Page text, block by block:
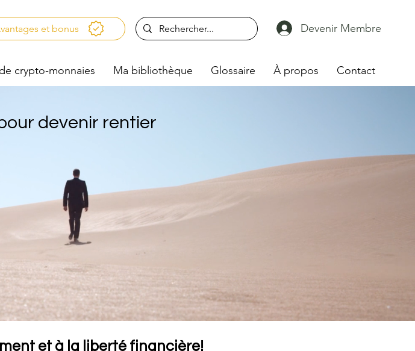
et bonus Devenir Membre
crypto-monnaies Ma bibliothèque Glossaire À propos Contact
devenir rentier
et à la liberté financière!